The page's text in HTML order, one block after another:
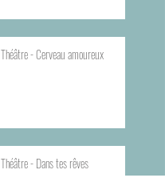
Théâtre - Cerveau amoureux
Théâtre - Dans tes rêves